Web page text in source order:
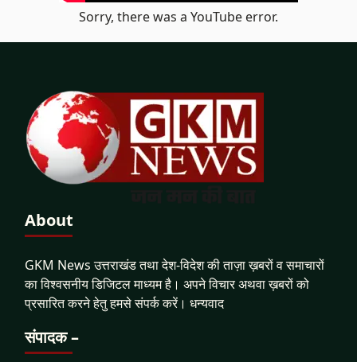
Sorry, there was a YouTube error.
About
GKM News उत्तराखंड तथा देश-विदेश की ताज़ा ख़बरों व समाचारों
का विश्वसनीय डिजिटल माध्यम है। अपने विचार अथवा ख़बरों को
प्रसारित करने हेतु हमसे संपर्क करें। धन्यवाद
संपादक –